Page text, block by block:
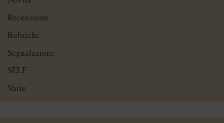
Recensione
Rubriche
Segnalazione
SELF
Varie